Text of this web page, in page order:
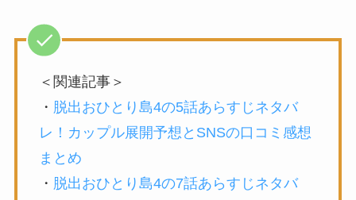
＜関連記事＞
・ 脱出おひとり島4の5話あらすじネタバ
レ！カップル展開予想とSNSの口コミ感想
まとめ
・ 脱出おひとり島4の7話あらすじネタバ